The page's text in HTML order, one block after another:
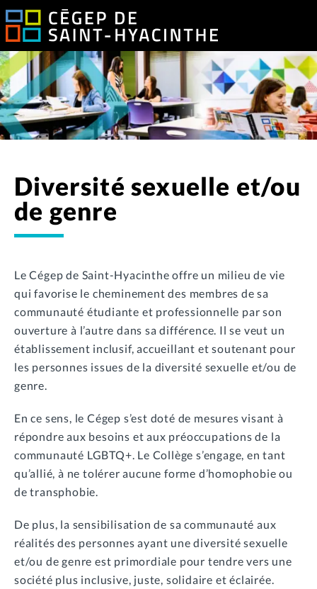
Diversité sexuelle et/ou
de genre
Le Cégep de Saint-Hyacinthe offre un milieu de vie
qui favorise le cheminement des membres de sa
communauté étudiante et professionnelle par son
ouverture à l’autre dans sa différence. Il se veut un
établissement inclusif, accueillant et soutenant pour
les personnes issues de la diversité sexuelle et/ou de
genre.
En ce sens, le Cégep s’est doté de mesures visant à
répondre aux besoins et aux préoccupations de la
communauté LGBTQ+. Le Collège s’engage, en tant
qu’allié, à ne tolérer aucune forme d’homophobie ou
de transphobie.
De plus, la sensibilisation de sa communauté aux
réalités des personnes ayant une diversité sexuelle
et/ou de genre est primordiale pour tendre vers une
société plus inclusive, juste, solidaire et éclairée.